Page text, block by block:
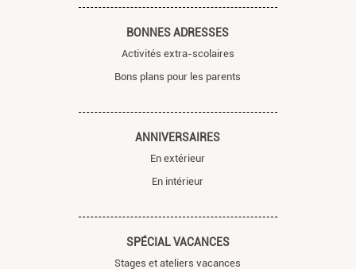
BONNES ADRESSES
Activités extra-scolaires
Bons plans pour les parents
ANNIVERSAIRES
En extérieur
En intérieur
SPÉCIAL VACANCES
Stages et ateliers vacances